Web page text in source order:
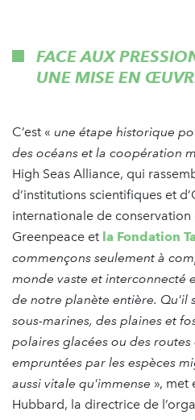
FACE AUX
UNE MISE EN
C’est « une étape historique
des océans et la coopération
High Seas Alliance, qui
d’institutions scientifiques et
internationale de conservation
Greenpeace et la Fondation
commençons seulement à
monde vaste et interconnecté
de notre planète entière. Qu'il
sous-marines, des plaines et
polaires glacées ou des
empruntées par les espèces
aussi vitale qu'immense », met
Hubbard, la directrice de